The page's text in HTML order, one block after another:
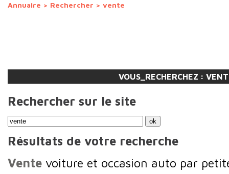
VOUS_RECHERCHEZ :
Annuaire > Rechercher > vente
Rechercher sur le site
Résultats de votre recherche
Vente voiture et occasion auto par